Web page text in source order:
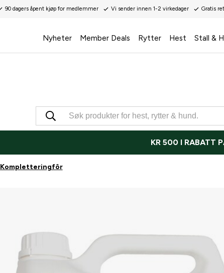
90 dagers åpent kjøp for medlemmer Vi sender innen 1-2 virkedager Gratis
Nyheter Member Deals Rytter Hest Stall &
KR 500 I RABATT
Kompletteringfôr